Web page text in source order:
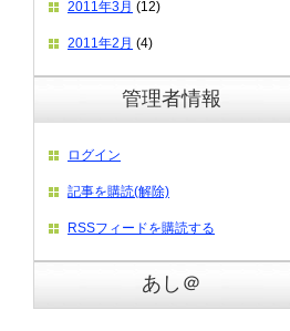
2011年3月 (12)
2011年2月 (4)
管理者情報
ログイン
記事を購読(解除)
RSSフィードを購読する
あし＠